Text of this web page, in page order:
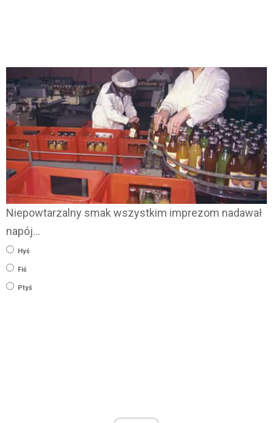
Niepowtarzalny smak wszystkim imprezom nadawał
napój…
Hyś
Fiś
Ptyś